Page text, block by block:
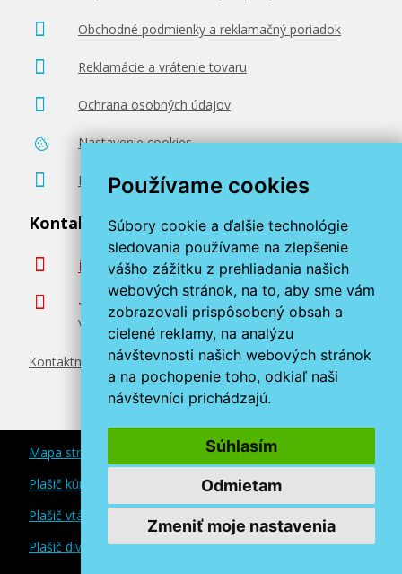
Používame cookies
Súbory cookie a ďalšie technológie
sledovania používame na zlepšenie
vášho zážitku z prehliadania našich
webových stránok, na to, aby sme vám
zobrazovali prispôsobený obsah a
cielené reklamy, na analýzu
návštevnosti našich webových stránok
a na pochopenie toho, odkiaľ naši
návštevníci prichádzajú.
Súhlasím
Odmietam
Zmeniť moje nastavenia
Obchodné podmienky a reklamačný poriadok
Reklamácie a vrátenie tovaru
Ochrana osobných údajov
Nastavenie cookies
Poradenstvo zadarmo
Kontaktujte nás
info@miroluk.sk
+420 377 222 313
Volajte v pracovné dni od 8. do 17. hod.
Kontaktné údaje
Mapa stránok
Plašič kún a myší
Plašič vtákov
Plašič divokej zveri